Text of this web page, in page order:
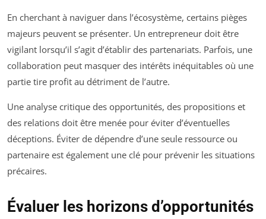
En cherchant à naviguer dans l’écosystème, certains pièges
majeurs peuvent se présenter. Un entrepreneur doit être
vigilant lorsqu’il s’agit d’établir des partenariats. Parfois, une
collaboration peut masquer des intérêts inéquitables où une
partie tire profit au détriment de l’autre.
Une analyse critique des opportunités, des propositions et
des relations doit être menée pour éviter d’éventuelles
déceptions. Éviter de dépendre d’une seule ressource ou
partenaire est également une clé pour prévenir les situations
précaires.
Évaluer les horizons d’opportunités